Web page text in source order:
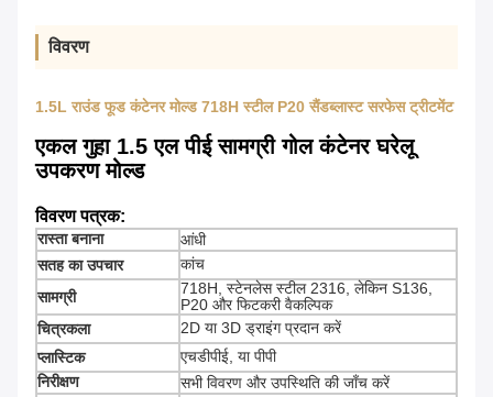
विवरण
1.5L राउंड फूड कंटेनर मोल्ड 718H स्टील P20 सैंडब्लास्ट सरफेस ट्रीटमेंट
एकल गुहा 1.5 एल पीई सामग्री गोल कंटेनर घरेलू
उपकरण मोल्ड
विवरण पत्रक:
रास्ता बनाना
आंधी
सतह का उपचार
कांच
सामग्री
718H, स्टेनलेस स्टील 2316, लेकिन S136,
P20 और फिटकरी वैकल्पिक
चित्रकला
2D या 3D ड्राइंग प्रदान करें
प्लास्टिक
एचडीपीई, या पीपी
निरीक्षण
सभी विवरण और उपस्थिति की जाँच करें